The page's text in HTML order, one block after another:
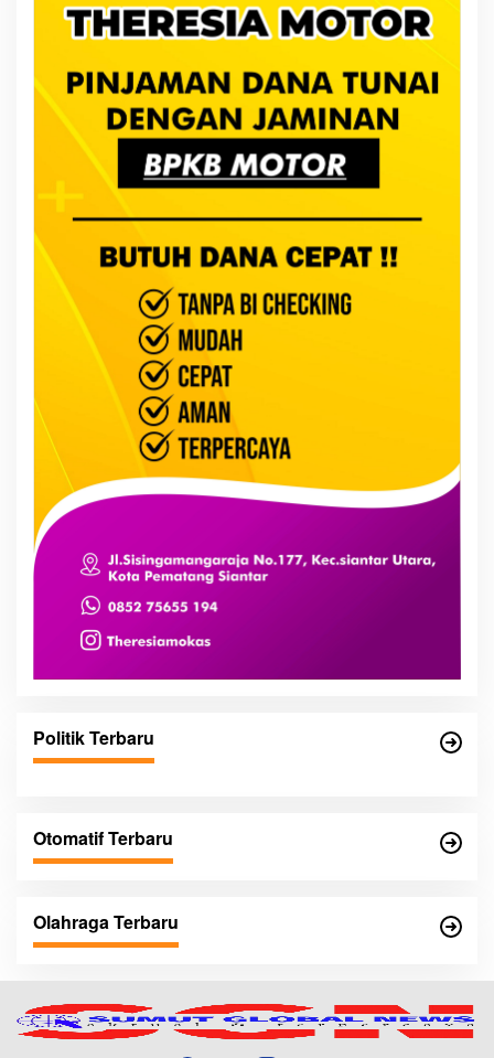
Politik Terbaru
Otomatif Terbaru
Olahraga Terbaru